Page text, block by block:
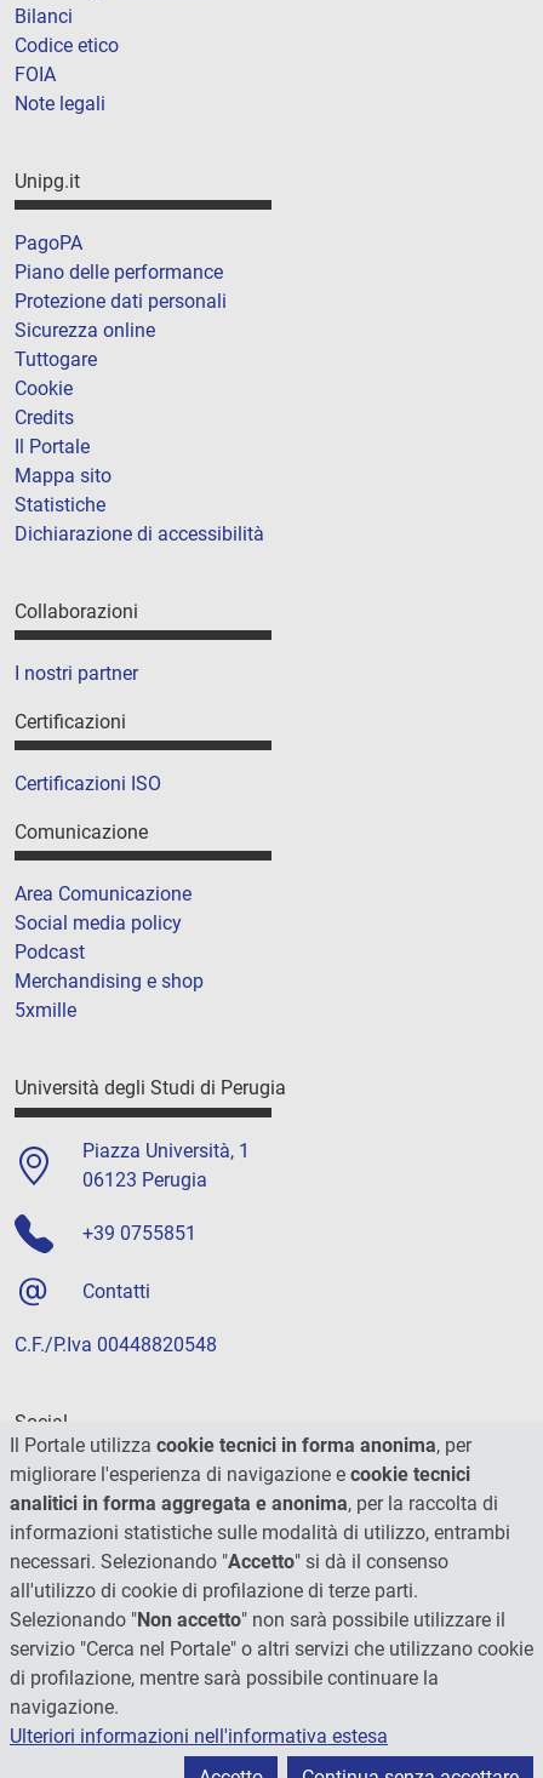
Bilanci
Codice etico
FOIA
Note legali
Unipg.it
PagoPA
Piano delle performance
Protezione dati personali
Sicurezza online
Tuttogare
Cookie
Credits
Il Portale
Mappa sito
Statistiche
Dichiarazione di accessibilità
Collaborazioni
I nostri partner
Certificazioni
Certificazioni ISO
Comunicazione
Area Comunicazione
Social media policy
Podcast
Merchandising e shop
5xmille
Università degli Studi di Perugia
Piazza Università, 1
06123 Perugia
+39 0755851
Contatti
C.F./P.Iva 00448820548
Social
Il Portale utilizza cookie tecnici in forma anonima, per
migliorare l'esperienza di navigazione e cookie tecnici
analitici in forma aggregata e anonima, per la raccolta di
informazioni statistiche sulle modalità di utilizzo, entrambi
necessari. Selezionando "Accetto" si dà il consenso
all'utilizzo di cookie di profilazione di terze parti.
Selezionando "Non accetto" non sarà possibile utilizzare il
servizio "Cerca nel Portale" o altri servizi che utilizzano cookie
di profilazione, mentre sarà possibile continuare la
navigazione.
Ulteriori informazioni nell'informativa estesa